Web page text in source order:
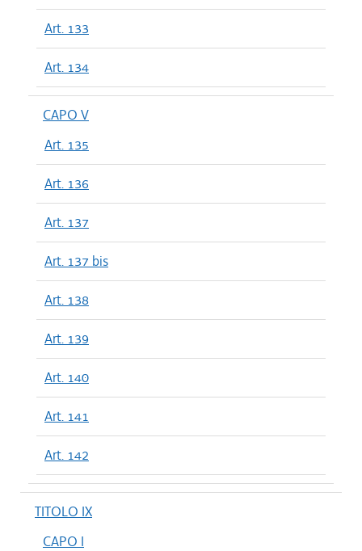
Art. 133
Art. 134
CAPO V
Art. 135
Art. 136
Art. 137
Art. 137 bis
Art. 138
Art. 139
Art. 140
Art. 141
Art. 142
TITOLO IX
CAPO I